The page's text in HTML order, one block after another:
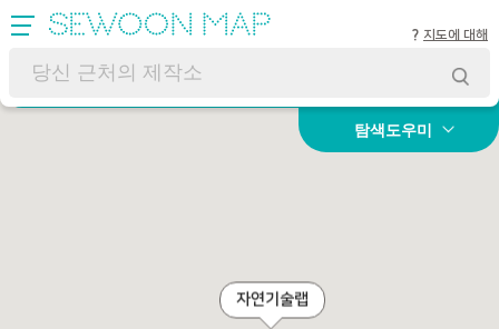
자연기술랩
탐색도우미
지도에 대해